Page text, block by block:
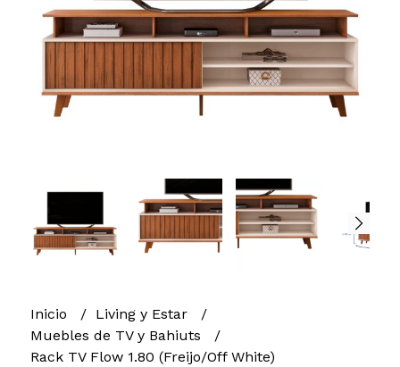
Inicio
Living y Estar
Muebles de TV y Bahiuts
Rack TV Flow 1.80 (Freijo/Off White)